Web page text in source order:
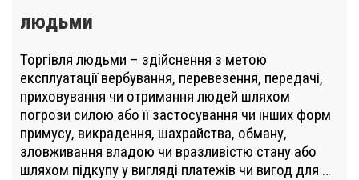
людьми
Торгівля людьми – здійснення з метою
експлуатації вербування, перевезення, передачі,
приховування чи отримання людей шляхом
погрози силою або її застосування чи інших форм
примусу, викрадення, шахрайства, обману,
зловживання владою чи вразливістю стану або
шляхом підкупу у вигляді платежів чи вигод для …